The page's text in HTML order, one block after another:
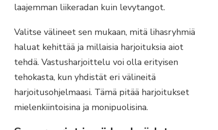
laajemman liikeradan kuin levytangot.
Valitse välineet sen mukaan, mitä lihasryhmiä
haluat kehittää ja millaisia harjoituksia aiot
tehdä. Vastusharjoittelu voi olla erityisen
tehokasta, kun yhdistät eri välineitä
harjoitusohjelmaasi. Tämä pitää harjoitukset
mielenkiintoisina ja monipuolisina.